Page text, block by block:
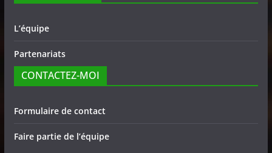
L’équipe
Partenariats
CONTACTEZ-MOI
Formulaire de contact
Faire partie de l’équipe